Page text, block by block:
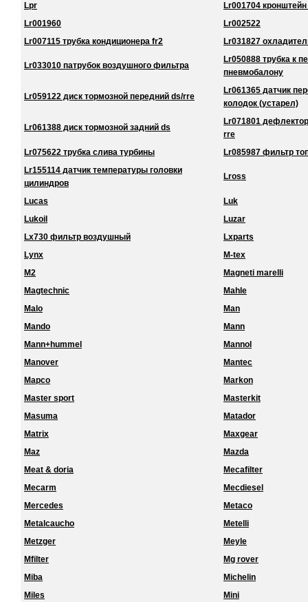
Lpr
Lr001704
Lr001960
Lr002522
Lr007115 трубка кондиционера fr2
Lr031827
Lr033010 патрубок воздушного фильтра
Lr050888 трубка к
пневмобалону
Lr059122 диск тормозной передний ds/rre
Lr061365 датчик
колодок (устарел)
Lr061388 диск тормозной задний ds
Lr071801
rre
Lr075622 трубка слива турбины
Lr085987 фильтр
Lr155114 датчик температуры головки
цилиндров
Lross
Lucas
Luk
Lukoil
Luzar
Lx730 фильтр воздушный
Lxparts
Lynx
M-tex
M2
Magneti marelli
Magtechnic
Mahle
Malo
Man
Mando
Mann
Mann+hummel
Mannol
Manover
Mantec
Mapco
Markon
Master sport
Masterkit
Masuma
Matador
Matrix
Maxgear
Maz
Mazda
Meat & doria
Mecafilter
Mecarm
Mecdiesel
Mercedes
Metaco
Metalcaucho
Metelli
Metzger
Meyle
Mfilter
Mg rover
Miba
Michelin
Miles
Mini